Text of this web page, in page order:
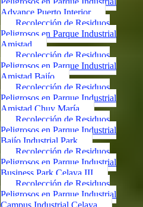
Advance Puerto Interior
Recolección de Residuos
Peligrosos en Parque Industrial
Amistad
Recolección de Residuos
Peligrosos en Parque Industrial
Amistad Bajío
Recolección de Residuos
Peligrosos en Parque Industrial
Amistad Chuy María
Recolección de Residuos
Peligrosos en Parque Industrial
Bajío Industrial Park
Recolección de Residuos
Peligrosos en Parque Industrial
Business Park Celaya III
Recolección de Residuos
Peligrosos en Parque Industrial
Campus Industrial Celaya